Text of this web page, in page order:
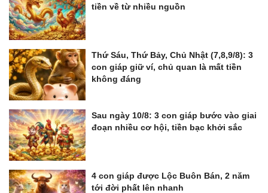
tiền về từ nhiều nguồn
Thứ Sáu, Thứ Bảy, Chủ Nhật (7,8,9/8): 3
con giáp giữ ví, chủ quan là mất tiền
không đáng
Sau ngày 10/8: 3 con giáp bước vào giai
đoạn nhiều cơ hội, tiền bạc khởi sắc
4 con giáp được Lộc Buôn Bán, 2 năm
tới đời phất lên nhanh